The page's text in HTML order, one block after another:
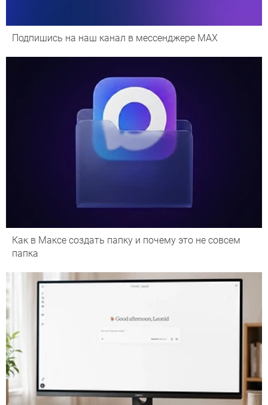
Подпишись на наш канал в мессенджере МАХ
Как в Максе создать папку и почему это не совсем
папка